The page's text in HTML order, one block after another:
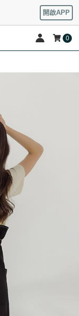
開啟APP
0